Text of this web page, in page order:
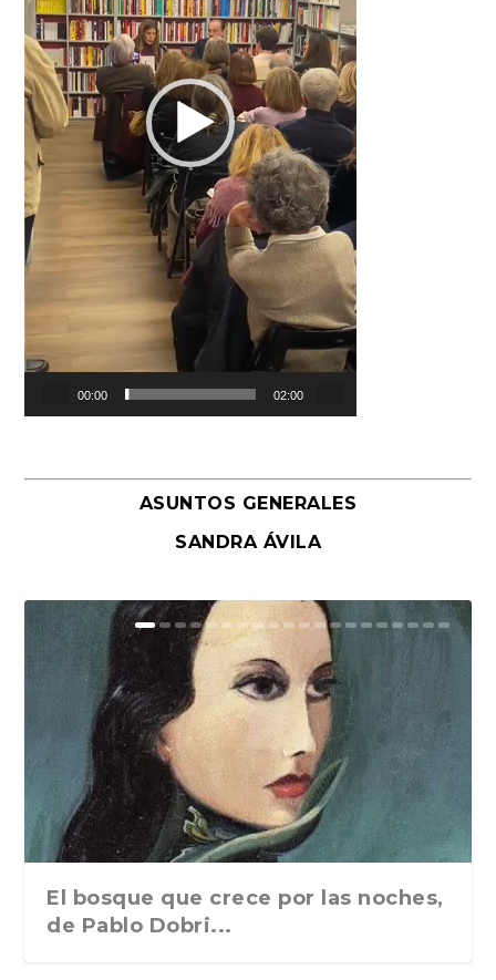
00:00 02:00
ASUNTOS GENERALES
SANDRA ÁVILA
El bosque que crece por las noches,
de Pablo Dobri...